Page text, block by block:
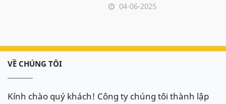
04-06-2025
VỀ CHÚNG TÔI
Kính chào quý khách! Công ty chúng tôi thành lập